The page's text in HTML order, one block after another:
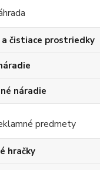
a čistiace prostriedky
náradie
predmety
hračky